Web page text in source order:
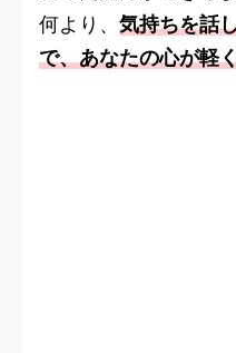
何より、 気持ちを話
で、あなたの心が軽